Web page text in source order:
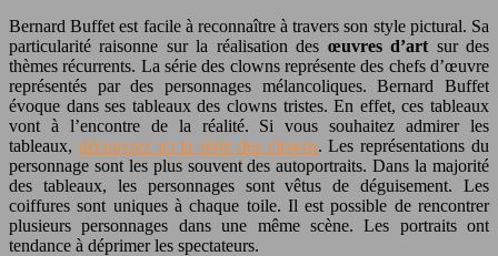
Bernard Buffet est facile à reconnaître à travers son style pictural. Sa
particularité raisonne sur la réalisation des œuvres d’art sur des
thèmes récurrents. La série des clowns représente des chefs d’œuvre
représentés par des personnages mélancoliques. Bernard Buffet
évoque dans ses tableaux des clowns tristes. En effet, ces tableaux
vont à l’encontre de la réalité. Si vous souhaitez admirer les
tableaux, découvrez ici la série des clowns. Les représentations du
personnage sont les plus souvent des autoportraits. Dans la majorité
des tableaux, les personnages sont vêtus de déguisement. Les
coiffures sont uniques à chaque toile. Il est possible de rencontrer
plusieurs personnages dans une même scène. Les portraits ont
tendance à déprimer les spectateurs.